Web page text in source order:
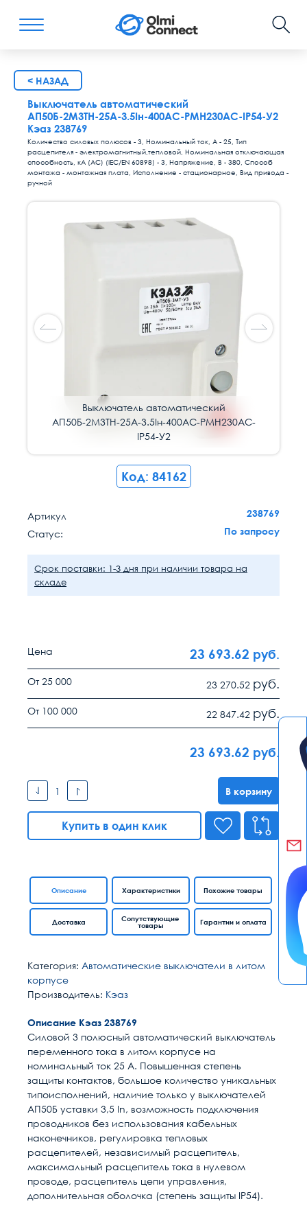
< НАЗАД
Выключатель автоматический
АП50Б-2М3ТН-25А-3.5Iн-400AC-РМН230AC-IP54-У2
Кэаз 238769
Количество силовых полюсов - 3, Номинальный ток, А - 25, Тип
расцепителя - электромагнитный,тепловой, Номинальная отключающая
способность, кА (AC) (IEC/EN 60898) - 3, Напряжение, В - 380, Способ
монтажа - монтажная плата, Исполнение - стационарное, Вид привода -
ручной
Выключатель автоматический
АП50Б-2М3ТН-25А-3.5Iн-400AC-РМН230AC-
IP54-У2
Выключатель автоматический
АП50Б-2М3ТН-25А-3.5Iн-400AC-РМН230AC-
IP54-У2
Код: 84162
Артикул
238769
Статус:
По запросу
Срок поставки: 1-3 дня при наличии товара на
складе
Цена 23 693.62 руб.
От 25 000 23 270.52 руб.
От 100 000 22 847.42 руб.
23 693.62 руб.
В корзину
Купить в один клик
Описание Характеристики
Доставка
Похожие товары
Сопутствующие
товары
Гарантии и оплата
Категория: Автоматические выключатели в литом
корпусе
Производитель: Кэаз
Описание Кэаз 238769
Силовой 3 полюсный автоматический выключатель
переменного тока в литом корпусе на
номинальный ток 25 А. Повышенная степень
защиты контактов, большое количество уникальных
типоисполнений, наличие только у выключателей
АП50Б уставки 3,5 In, возможность подключения
проводников без использования кабельных
наконечников, регулировка тепловых
расцепителей, независимый расцепитель,
максимальный расцепитель тока в нулевом
проводе, расцепитель цепи управления,
дополнительная оболочка (степень защиты IP54).